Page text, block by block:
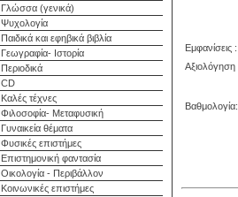
Γλώσσα (γενικά)
Ψυχολογία
Παιδικά και εφηβικά βιβλία
Γεωγραφία- Ιστορία
Περιοδικά
CD
Καλές τέχνες
Φιλοσοφία- Μεταφυσική
Γυναικεία θέματα
Φυσικές επιστήμες
Επιστημονική φαντασία
Οικολογία - Περιβάλλον
Κοινωνικές επιστήμες
Εμφανίσεις
Αξιολόγηση